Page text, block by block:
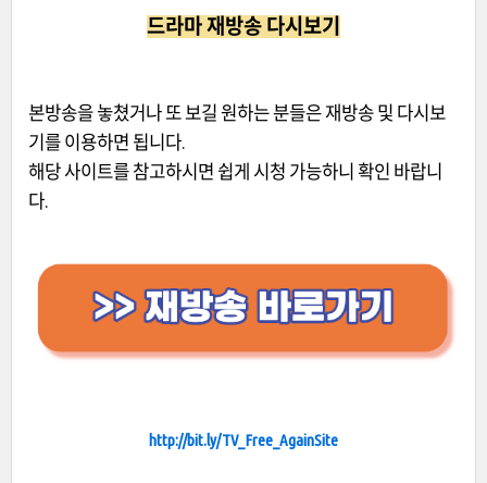
드라마 재방송 다시보기
본방송을 놓쳤거나 또 보길 원하는 분들은 재방송 및 다시보
기를 이용하면 됩니다.
해당 사이트를 참고하시면 쉽게 시청 가능하니 확인 바랍니
다.
http://bit.ly/TV_Free_AgainSite